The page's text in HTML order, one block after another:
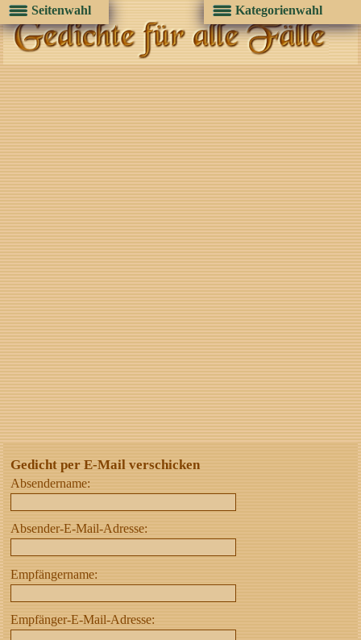
Gedicht per E-Mail verschicken
Absendername:
Absender-E-Mail-Adresse:
Empfängername:
Empfänger-E-Mail-Adresse:
Seitenwahl Kategorienwahl